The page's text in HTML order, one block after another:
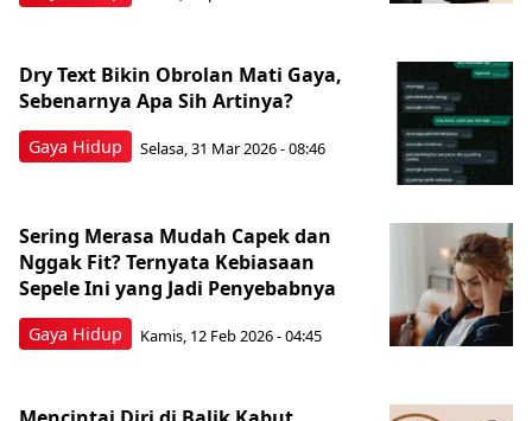
Gaya Hidup
Dry Text Bikin Obrolan Mati Gaya,
Sebenarnya Apa Sih Artinya?
Selasa, 31 Mar 2026 - 08:46
Gaya Hidup
Sering Merasa Mudah Capek dan
Nggak Fit? Ternyata Kebiasaan
Sepele Ini yang Jadi Penyebabnya
Kamis, 12 Feb 2026 - 04:45